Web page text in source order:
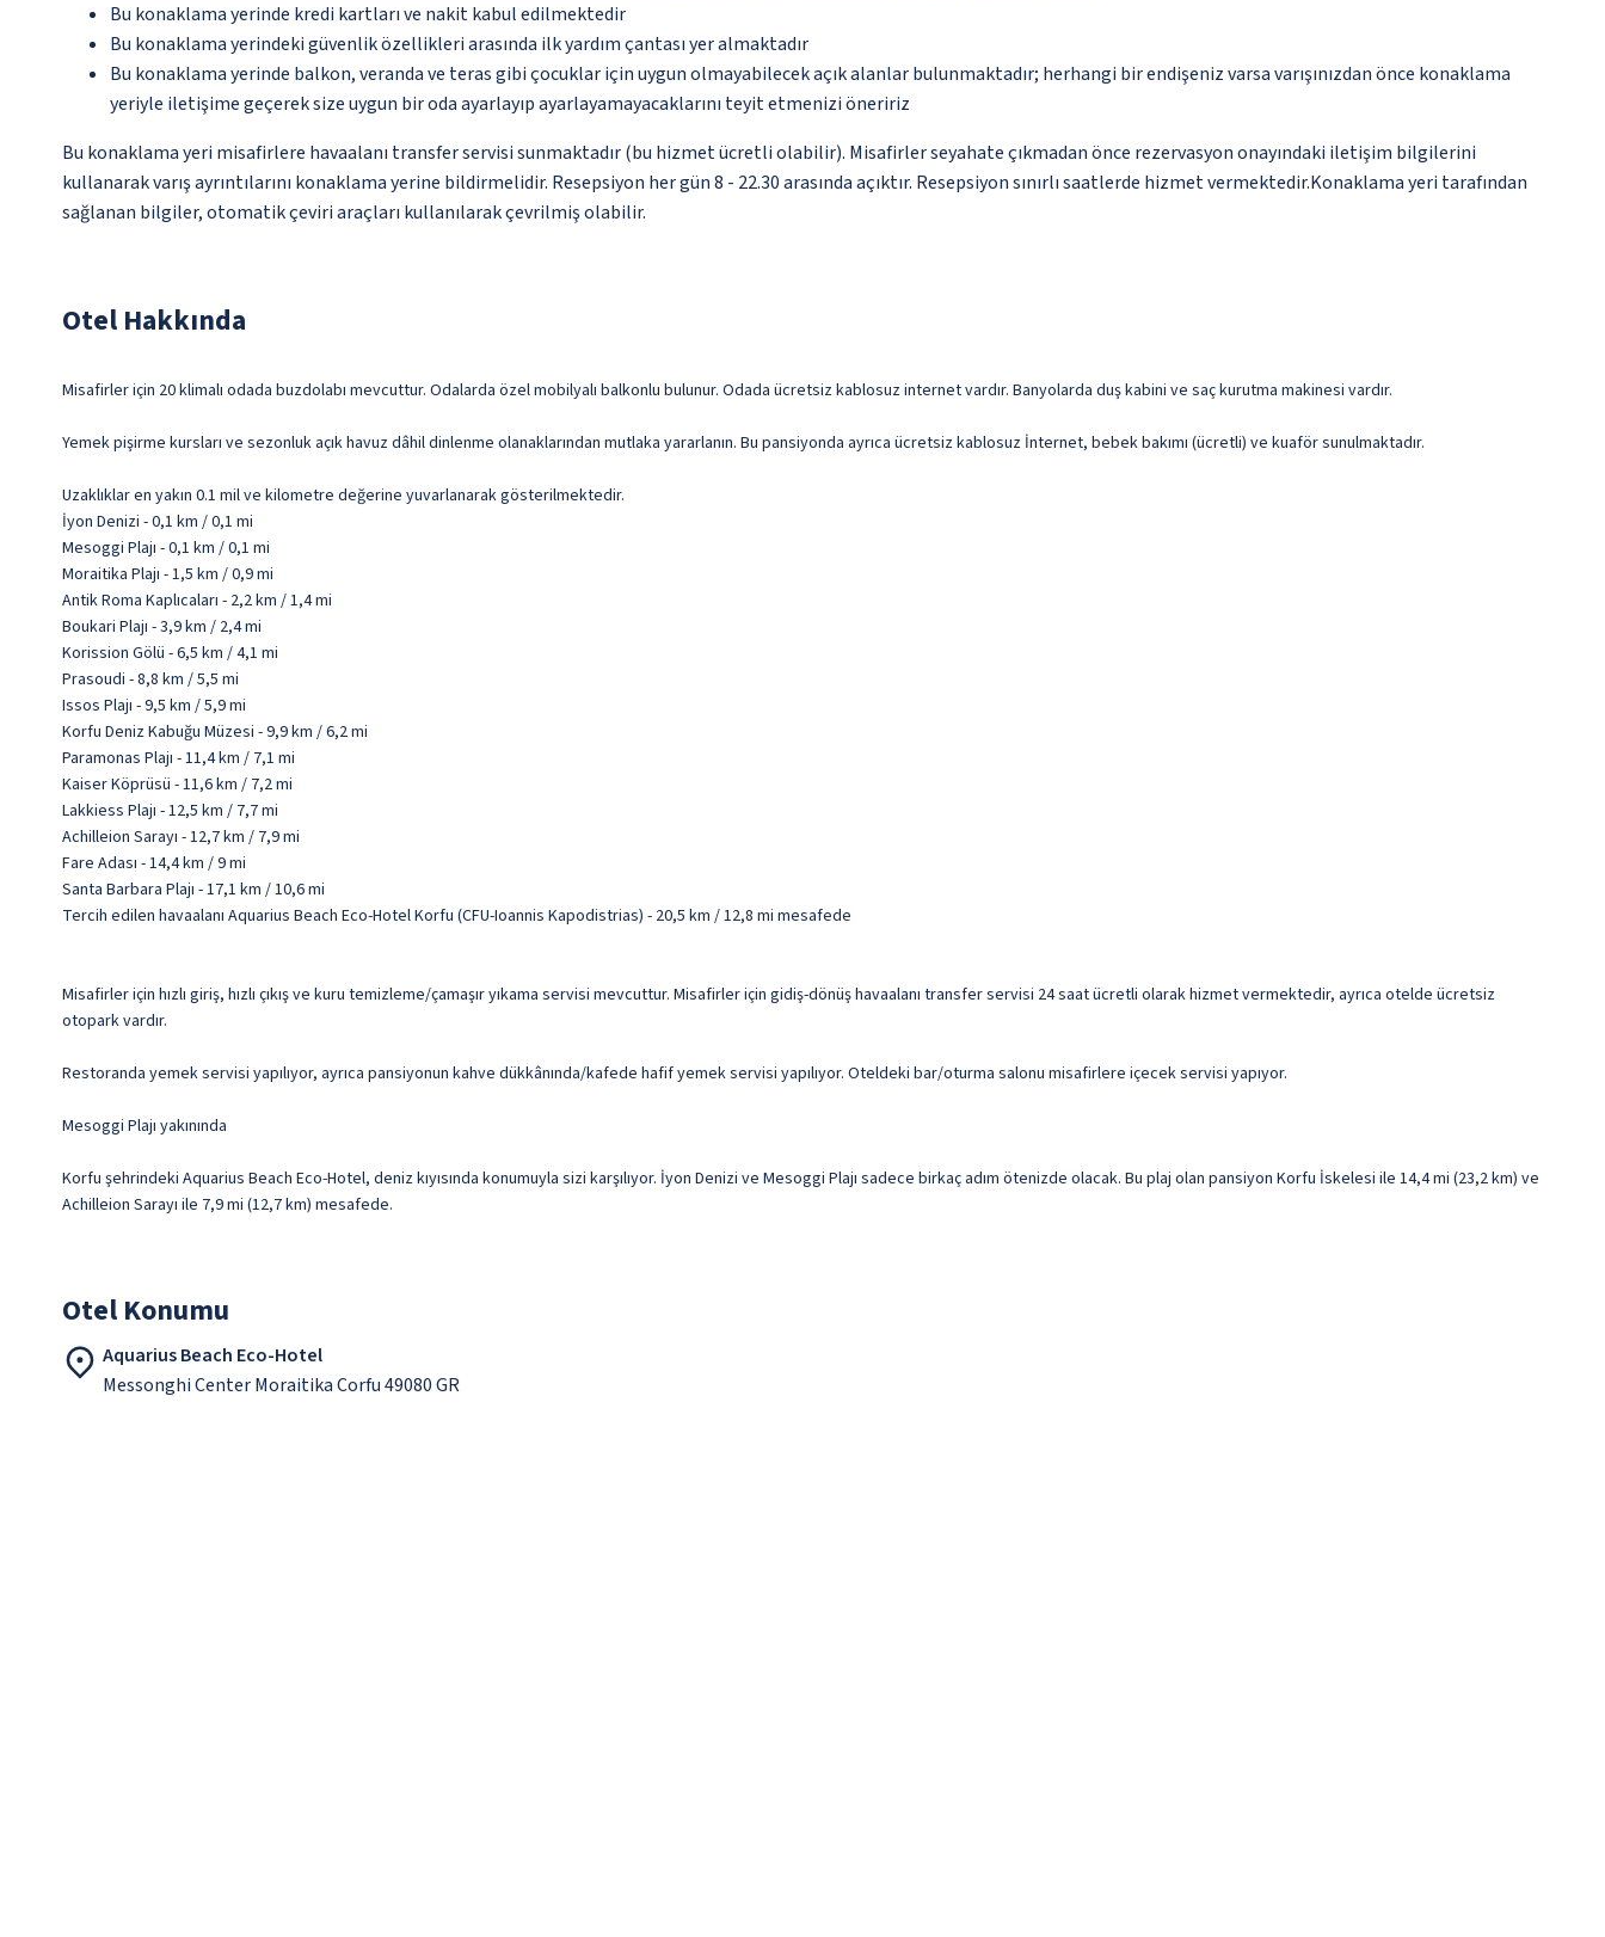
Bu konaklama yerinde kredi kartları ve nakit kabul edilmektedir
Bu konaklama yerindeki güvenlik özellikleri arasında ilk yardım çantası yer almaktadır
Bu konaklama yerinde balkon, veranda ve teras gibi çocuklar için uygun olmayabilecek açık alanlar bulunmaktadır; herhangi bir endişeniz varsa varışınızdan önce konaklama
yeriyle iletişime geçerek size uygun bir oda ayarlayıp ayarlayamayacaklarını teyit etmenizi öneririz
Bu konaklama yeri misafirlere havaalanı transfer servisi sunmaktadır (bu hizmet ücretli olabilir). Misafirler seyahate çıkmadan önce rezervasyon onayındaki iletişim bilgilerini
kullanarak varış ayrıntılarını konaklama yerine bildirmelidir. Resepsiyon her gün 8 - 22.30 arasında açıktır. Resepsiyon sınırlı saatlerde hizmet vermektedir.Konaklama yeri tarafından
sağlanan bilgiler, otomatik çeviri araçları kullanılarak çevrilmiş olabilir.
Otel Hakkında
Misafirler için 20 klimalı odada buzdolabı mevcuttur. Odalarda özel mobilyalı balkonlu bulunur. Odada ücretsiz kablosuz internet vardır. Banyolarda duş kabini ve saç kurutma makinesi vardır.
Yemek pişirme kursları ve sezonluk açık havuz dâhil dinlenme olanaklarından mutlaka yararlanın. Bu pansiyonda ayrıca ücretsiz kablosuz İnternet, bebek bakımı (ücretli) ve kuaför sunulmaktadır.
Uzaklıklar en yakın 0.1 mil ve kilometre değerine yuvarlanarak gösterilmektedir.
İyon Denizi - 0,1 km / 0,1 mi
Mesoggi Plajı - 0,1 km / 0,1 mi
Moraitika Plajı - 1,5 km / 0,9 mi
Antik Roma Kaplıcaları - 2,2 km / 1,4 mi
Boukari Plajı - 3,9 km / 2,4 mi
Korission Gölü - 6,5 km / 4,1 mi
Prasoudi - 8,8 km / 5,5 mi
Issos Plajı - 9,5 km / 5,9 mi
Korfu Deniz Kabuğu Müzesi - 9,9 km / 6,2 mi
Paramonas Plajı - 11,4 km / 7,1 mi
Kaiser Köprüsü - 11,6 km / 7,2 mi
Lakkiess Plajı - 12,5 km / 7,7 mi
Achilleion Sarayı - 12,7 km / 7,9 mi
Fare Adası - 14,4 km / 9 mi
Santa Barbara Plajı - 17,1 km / 10,6 mi
Tercih edilen havaalanı Aquarius Beach Eco-Hotel Korfu (CFU-Ioannis Kapodistrias) - 20,5 km / 12,8 mi mesafede
Misafirler için hızlı giriş, hızlı çıkış ve kuru temizleme/çamaşır yıkama servisi mevcuttur. Misafirler için gidiş-dönüş havaalanı transfer servisi 24 saat ücretli olarak hizmet vermektedir, ayrıca otelde ücretsiz
otopark vardır.
Restoranda yemek servisi yapılıyor, ayrıca pansiyonun kahve dükkânında/kafede hafif yemek servisi yapılıyor. Oteldeki bar/oturma salonu misafirlere içecek servisi yapıyor.
Mesoggi Plajı yakınında
Korfu şehrindeki Aquarius Beach Eco-Hotel, deniz kıyısında konumuyla sizi karşılıyor. İyon Denizi ve Mesoggi Plajı sadece birkaç adım ötenizde olacak. Bu plaj olan pansiyon Korfu İskelesi ile 14,4 mi (23,2 km) ve
Achilleion Sarayı ile 7,9 mi (12,7 km) mesafede.
Otel Konumu
Aquarius Beach Eco-Hotel
Messonghi Center Moraitika Corfu 49080 GR